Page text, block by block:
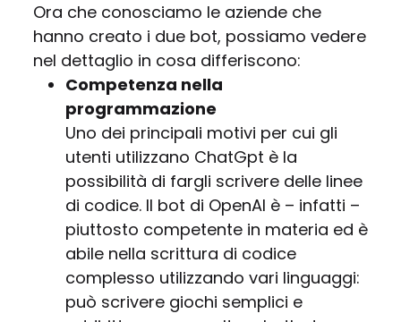
Ora che conosciamo le aziende che
hanno creato i due bot, possiamo vedere
nel dettaglio in cosa differiscono:
Competenza nella
programmazione
Uno dei principali motivi per cui gli
utenti utilizzano ChatGpt è la
possibilità di fargli scrivere delle linee
di codice. Il bot di OpenAI è – infatti –
piuttosto competente in materia ed è
abile nella scrittura di codice
complesso utilizzando vari linguaggi:
può scrivere giochi semplici e